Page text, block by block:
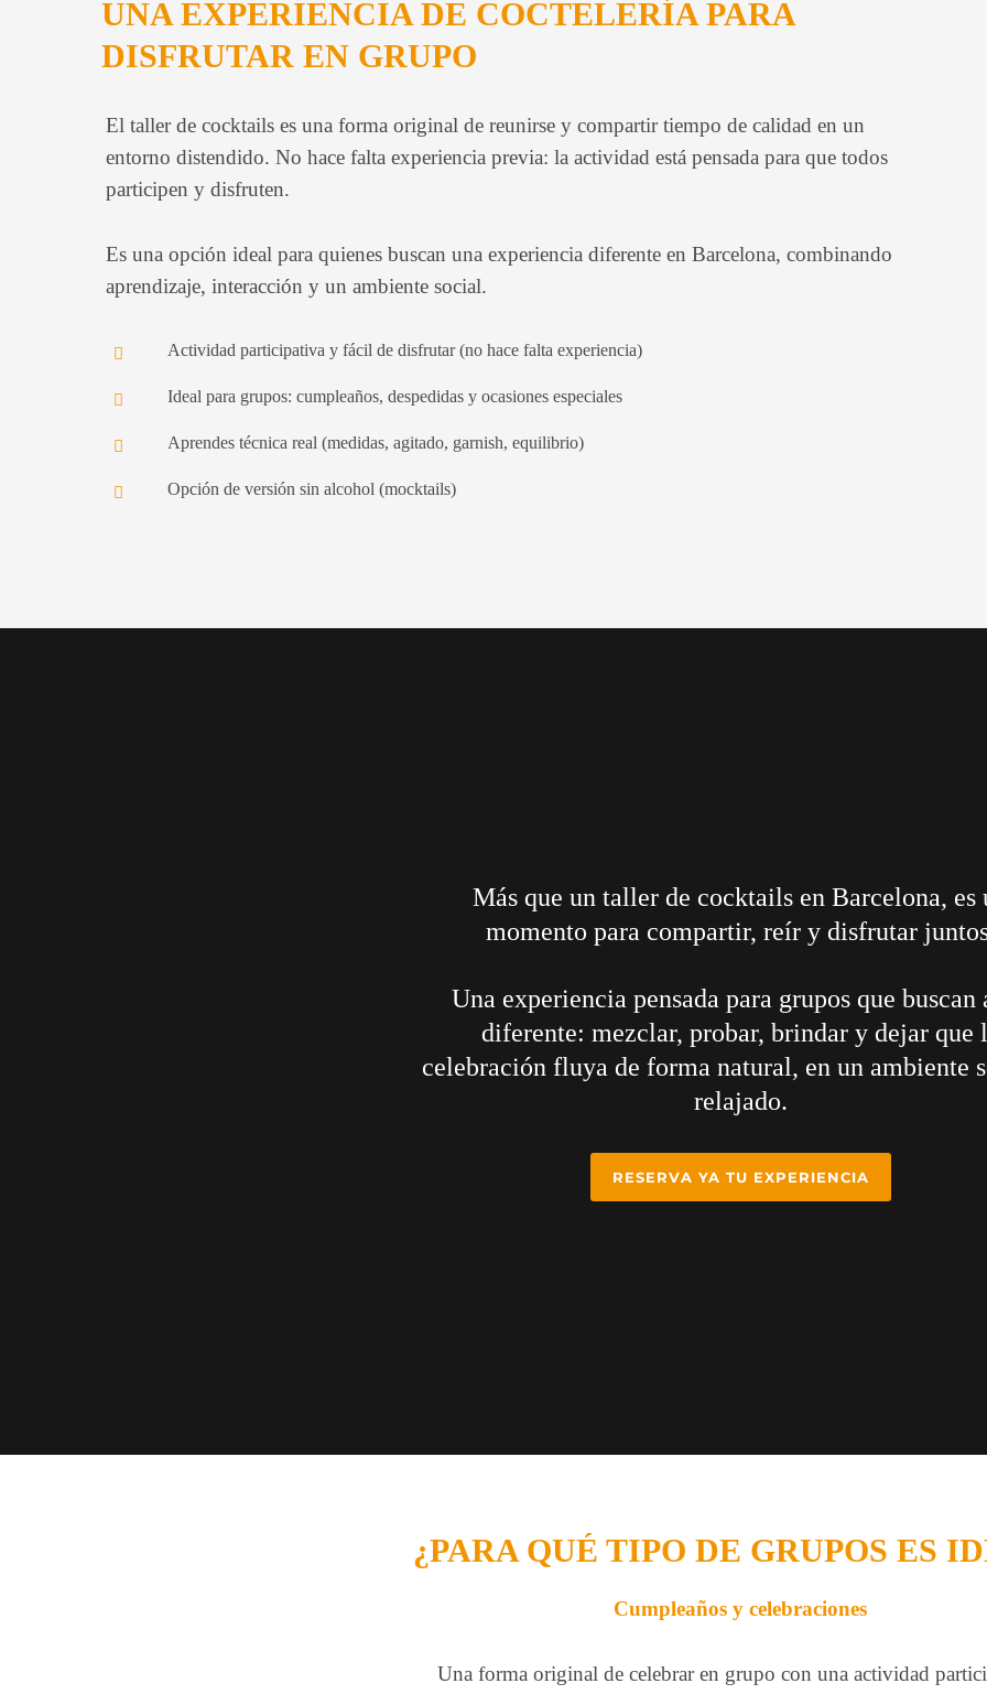
UNA EXPERIENCIA DE COCTELERÍA PARA
DISFRUTAR EN GRUPO
El taller de cocktails es una forma original de reunirse y compartir tiempo de calidad en un
entorno distendido. No hace falta experiencia previa: la actividad está pensada para que todos
participen y disfruten.
Es una opción ideal para quienes buscan una experiencia diferente en Barcelona, combinando
aprendizaje, interacción y un ambiente social.
Actividad participativa y fácil de disfrutar (no hace falta experiencia)
Ideal para grupos: cumpleaños, despedidas y ocasiones especiales
Aprendes técnica real (medidas, agitado, garnish, equilibrio)
Opción de versión sin alcohol (mocktails)
Más que un taller de cocktails en Barcelona, es
momento para compartir, reír y disfrutar
Una experiencia pensada para grupos que buscan
diferente: mezclar, probar, brindar y dejar que
celebración fluya de forma natural, en un ambiente
relajado.
RESERVA YA TU EXPERIENCIA
¿PARA QUÉ TIPO DE GRUPOS ES
Cumpleaños y celebraciones
Una forma original de celebrar en grupo con una actividad